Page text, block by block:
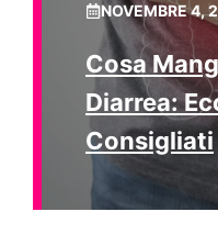
NOVEMBRE 4,
Cosa
Diarrea:
Consigliati